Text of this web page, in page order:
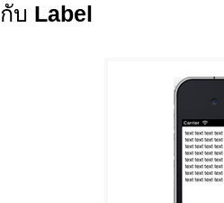
กับ Label